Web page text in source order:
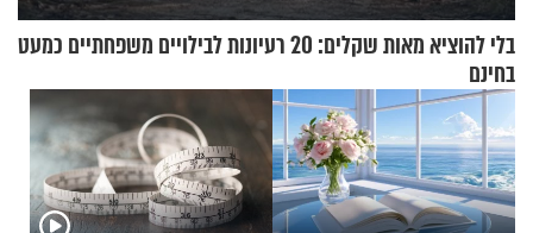
בלי להוציא מאות שקלים: 20 רעיונות לבילויים משפחתיים כמעט
בחינם